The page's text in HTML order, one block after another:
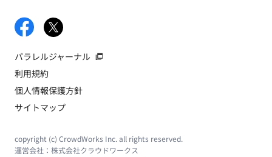
パラレルジャーナル
利用規約
個人情報保護方針
サイトマップ
copyright (c) CrowdWorks Inc. all rights reserved.
運営会社： 株式会社クラウドワークス